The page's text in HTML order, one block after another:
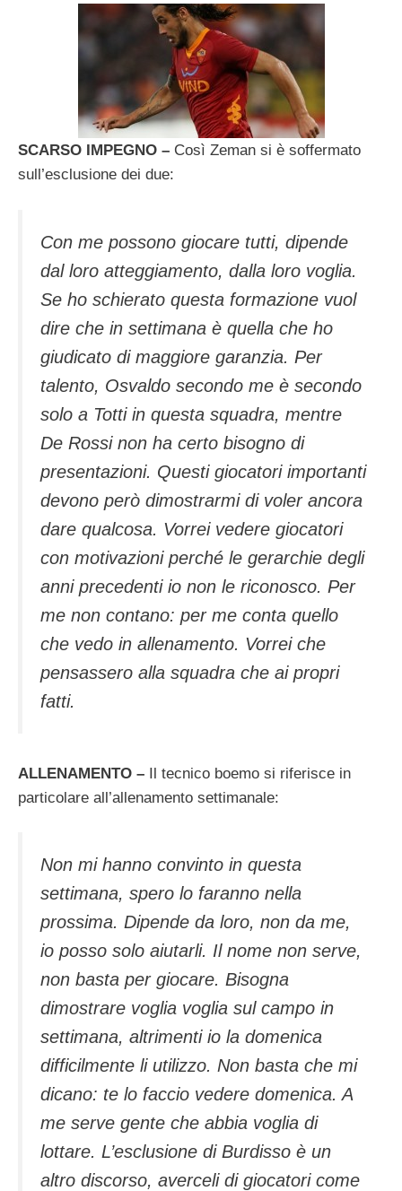
SCARSO IMPEGNO – Così Zeman si è soffermato
sull’esclusione dei due:
Con me possono giocare tutti, dipende
dal loro atteggiamento, dalla loro voglia.
Se ho schierato questa formazione vuol
dire che in settimana è quella che ho
giudicato di maggiore garanzia. Per
talento, Osvaldo secondo me è secondo
solo a Totti in questa squadra, mentre
De Rossi non ha certo bisogno di
presentazioni. Questi giocatori importanti
devono però dimostrarmi di voler ancora
dare qualcosa. Vorrei vedere giocatori
con motivazioni perché le gerarchie degli
anni precedenti io non le riconosco. Per
me non contano: per me conta quello
che vedo in allenamento. Vorrei che
pensassero alla squadra che ai propri
fatti.
ALLENAMENTO – Il tecnico boemo si riferisce in
particolare all’allenamento settimanale:
Non mi hanno convinto in questa
settimana, spero lo faranno nella
prossima. Dipende da loro, non da me,
io posso solo aiutarli. Il nome non serve,
non basta per giocare. Bisogna
dimostrare voglia voglia sul campo in
settimana, altrimenti io la domenica
difficilmente li utilizzo. Non basta che mi
dicano: te lo faccio vedere domenica. A
me serve gente che abbia voglia di
lottare. L’esclusione di Burdisso è un
altro discorso, averceli di giocatori come